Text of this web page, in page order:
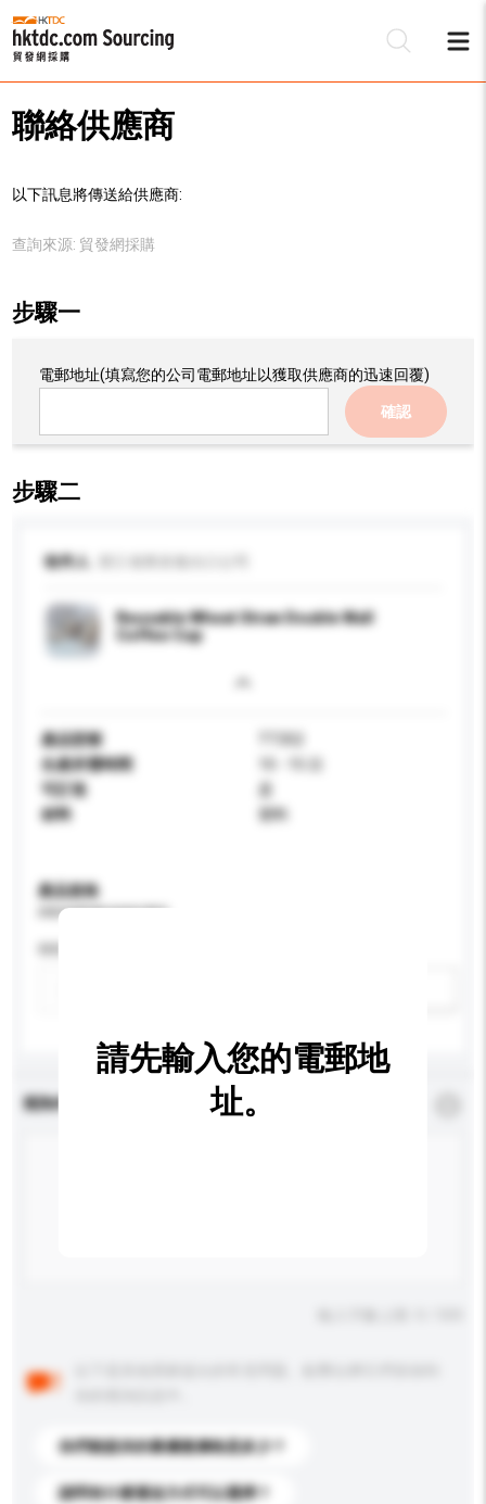
聯絡供應商
以下訊息將傳送給供應商:
查詢來源: 貿發網採購
步驟一
電郵地址(填寫您的公司電郵地址以獲取供應商的迅速回覆)
確認
步驟二
收件人
Reusable Wheat Straw Double Wall
Coffee Cup
產品型號
生產所需時間
可訂造
是
材料
塑料
產品規格
請提供您對產品的特定要求。
查詢內容
你們能提供的最優惠價格是多少？
請問有什麼運送方式可以選擇？
請先輸入您的電郵地
址。